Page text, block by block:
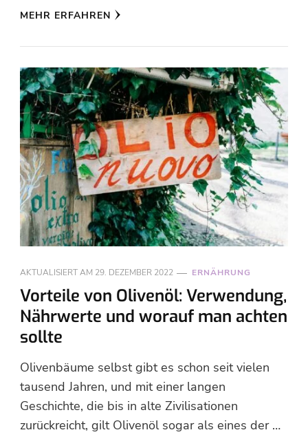
MEHR ERFAHREN
AKTUALISIERT AM 29. DEZEMBER 2022 ERNÄHRUNG
Vorteile von Olivenöl: Verwendung,
Nährwerte und worauf man achten
sollte
Olivenbäume selbst gibt es schon seit vielen
tausend Jahren, und mit einer langen
Geschichte, die bis in alte Zivilisationen
zurückreicht, gilt Olivenöl sogar als eines der …